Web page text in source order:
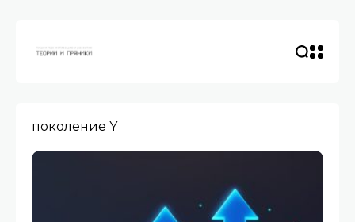
поколение Y